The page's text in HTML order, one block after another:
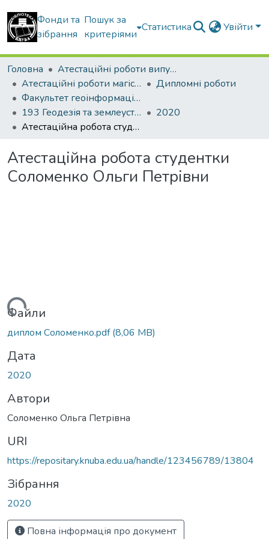
Фонди та
зібрання
Пошук за
критеріями
Статистика Увійти
Головна
Атестаційні роботи випускників
Атестаційні роботи магістрів
Дипломні роботи
Факультет геоінформаційних систем та управління територіями
193 Геодезія та землеустрій. Геоінформаційні системи і технології
2020
Атестаційна робота студентки Соломенко Ольги Петрівни
Атестаційна робота студентки
Соломенко Ольги Петрівни
Вантажиться...
Файли
диплом Соломенко.pdf(8,06 MB)
Дата
2020
Автори
Соломенко Ольга Петрівна
URI
https://repositary.knuba.edu.ua/handle/123456789/13804
Зібрання
2020
Повна інформація про документ